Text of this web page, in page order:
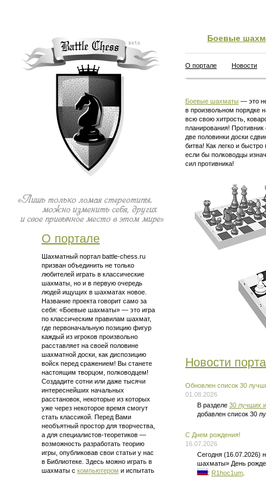
О портале
Шахматный портал battle-chess.ru
призван объединить не только
любителей играть в классические
шахматы, но и в первую очередь
людей ищущих в шахматах новое.
Название проекта говорит само за
себя: «Боевые шахматы» — это игра
по классическим правилам шахмат,
где первоначальную позицию фигур
каждый из игроков произвольно
расставляет на своей половине
шахматной доски, как диспозицию
войск перед сражением! Вы станете
настоящим творцом, полководцем!
Создадите сотни или даже тысячи
интереснейших начальных
расстановок, некоторые из которых
уже через некоторое время смогут
стать классикой. Перед Вами
необъятный простор для творчества,
а для специалистов-теоретиков —
возможность разработать теорию
игры, опубликовав свои статьи у нас
в Библиотеке. Здесь можно играть в
шахматы с компьютером и испытать
Боевые
О портале Новости
Боевые шахматы — это
в произвольном порядке
всю свою хитрость,
планирования!
две половинки доски
битва! Как легко и
если бы полководцы
сил противника!
Новости
Обновлен список 30
01.08.2026
В разделе 30 лучших
добавлен список 30
C Днем рождения!
16.07.2026
Сегодня (16.07.2026)
шахматы» День
: R1hoc1um